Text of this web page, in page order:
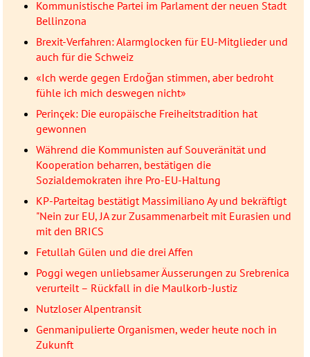
Kommunistische Partei im Parlament der neuen Stadt
Bellinzona
Brexit-Verfahren: Alarmglocken für EU-Mitglieder und
auch für die Schweiz
«Ich werde gegen Erdoğan stimmen, aber bedroht
fühle ich mich deswegen nicht»
Perinçek: Die europäische Freiheitstradition hat
gewonnen
Während die Kommunisten auf Souveränität und
Kooperation beharren, bestätigen die
Sozialdemokraten ihre Pro-EU-Haltung
KP-Parteitag bestätigt Massimiliano Ay und bekräftigt
"Nein zur EU, JA zur Zusammenarbeit mit Eurasien und
mit den BRICS
Fetullah Gülen und die drei Affen
Poggi wegen unliebsamer Äusserungen zu Srebrenica
verurteilt – Rückfall in die Maulkorb-Justiz
Nutzloser Alpentransit
Genmanipulierte Organismen, weder heute noch in
Zukunft